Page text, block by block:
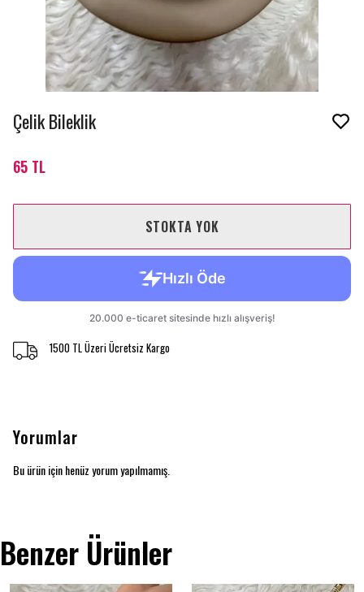
Çelik Bileklik
65 TL
STOKTA YOK
1500 TL Üzeri Ücretsiz Kargo
Yorumlar
Bu ürün için henüz yorum yapılmamış.
Benzer Ürünler